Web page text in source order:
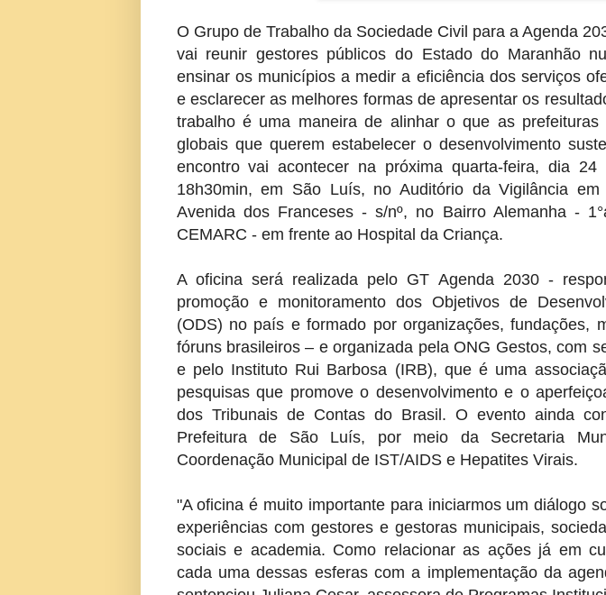
O Grupo de Trabalho da Sociedade Civil para a Agenda
vai reunir gestores públicos do Estado do Maranhão
ensinar os municípios a medir a eficiência dos serviços
e esclarecer as melhores formas de apresentar os
trabalho é uma maneira de alinhar o que as prefeituras
globais que querem estabelecer o desenvolvimento
encontro vai acontecer na próxima quarta-feira, dia
18h30min, em São Luís, no Auditório da Vigilância
Avenida dos Franceses - s/nº, no Bairro Alemanha -
CEMARC - em frente ao Hospital da Criança.
A oficina será realizada pelo GT Agenda 2030 -
promoção e monitoramento dos Objetivos de
(ODS) no país e formado por organizações, fundações,
fóruns brasileiros – e organizada pela ONG Gestos, com
e pelo Instituto Rui Barbosa (IRB), que é uma
pesquisas que promove o desenvolvimento e o
dos Tribunais de Contas do Brasil. O evento ainda
Prefeitura de São Luís, por meio da Secretaria
Coordenação Municipal de IST/AIDS e Hepatites Virais.
"A oficina é muito importante para iniciarmos um diálogo
experiências com gestores e gestoras municipais,
sociais e academia. Como relacionar as ações já em
cada uma dessas esferas com a implementação da